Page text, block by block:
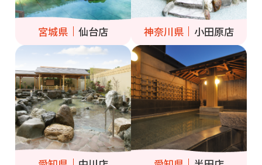
宮城県 仙台店 神奈川県 小田原店